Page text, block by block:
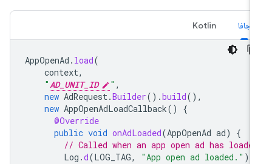
Kotlin
AppOpenAd.load
context
" AD_UNIT_ID
new AdRequest.Builder().build
new AppOpenAdLoadCallback ()
@Override
public void onAdLoaded(AppOpenAd ad
// Called when an app open ad has
Log.d(LOG_TAG, "App open ad loaded."